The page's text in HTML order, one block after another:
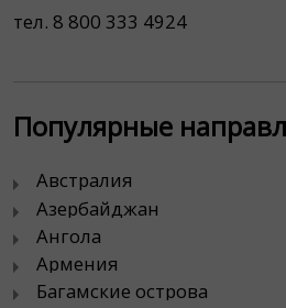
тел. 8 800 333 4924
Популярные
Австралия
Азербайджан
Ангола
Армения
Багамские острова